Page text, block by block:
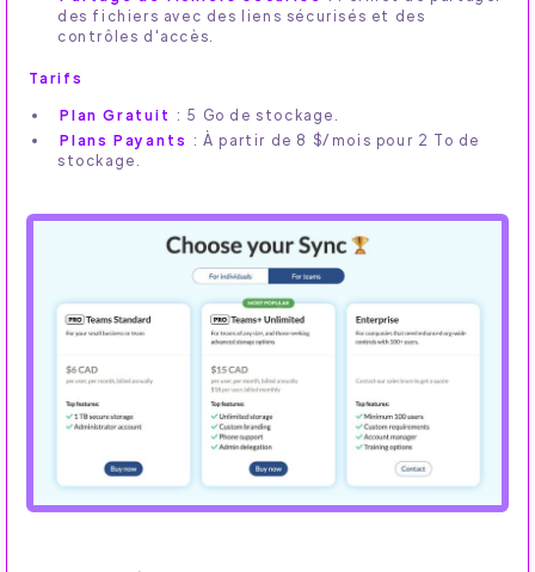
des fichiers avec des liens sécurisés et des
contrôles d'accès.
Tarifs
Plan Gratuit : 5 Go de stockage.
Plans Payants : À partir de 8 $/mois pour 2 To de
stockage.